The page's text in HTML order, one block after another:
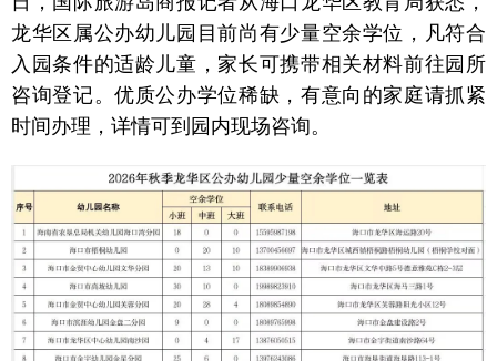
龙华区属公办幼儿园目前尚有少量空余学位，凡符合
入园条件的适龄儿童，家长可携带相关材料前往园所
咨询登记。优质公办学位稀缺，有意向的家庭请抓紧
时间办理，详情可到园内现场咨询。